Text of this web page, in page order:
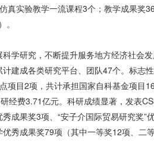
真实验教学一流课程3个；教学成果奖
科学研究，不断提升服务地方经济社会
建成各类研究平台、团队47个。标志
项目2项，共计承担国家自科基金项
经费3.71亿元。科研成绩显著，发表
成果奖3项、“安子介国际贸易研究奖
秀成果奖79项（其中一等奖12项、二